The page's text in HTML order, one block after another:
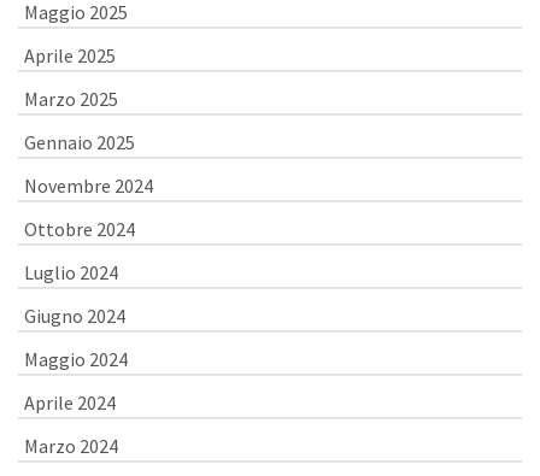
Maggio 2025
Aprile 2025
Marzo 2025
Gennaio 2025
Novembre 2024
Ottobre 2024
Luglio 2024
Giugno 2024
Maggio 2024
Aprile 2024
Marzo 2024